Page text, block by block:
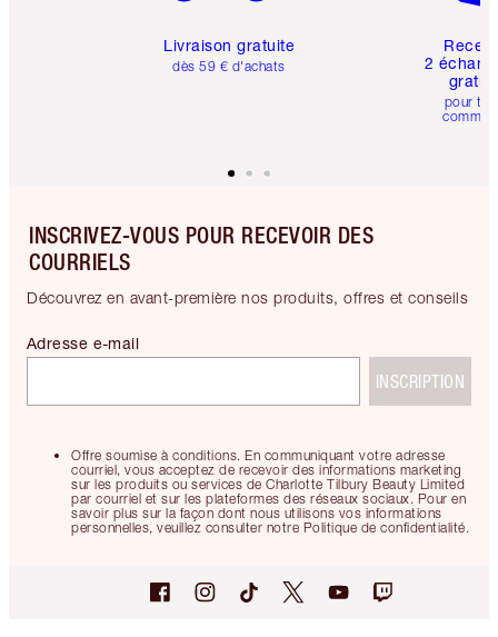
Livraison gratuite
dès 59 € d'achats
2
pour
INSCRIVEZ-VOUS POUR RECEVOIR DES
COURRIELS
Découvrez en avant-première nos produits, offres et conseils
Offre soumise à conditions. En communiquant votre adresse
courriel, vous acceptez de recevoir des informations marketing
sur les produits ou services de Charlotte Tilbury Beauty Limited
par courriel et sur les plateformes des réseaux sociaux. Pour en
savoir plus sur la façon dont nous utilisons vos informations
personnelles, veuillez consulter notre Politique de confidentialité.
Adresse e-mail
INSCRIPTION